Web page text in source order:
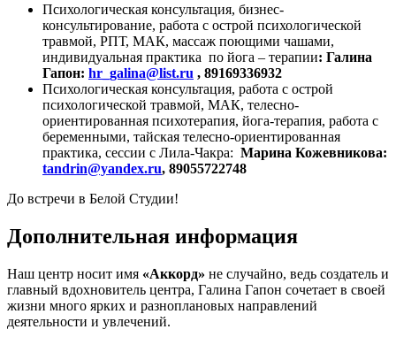
Психологическая консультация, бизнес-
консультирование, работа с острой психологической
травмой, РПТ, МАК, массаж поющими чашами,
индивидуальная практика по йога – терапии: Галина
Гапон: hr_galina@list.ru , 89169336932
Психологическая консультация, работа с острой
психологической травмой, МАК, телесно-
ориентированная психотерапия, йога-терапия, работа с
беременными, тайская телесно-ориентированная
практика, сессии с Лила-Чакра: Марина Кожевникова:
tandrin@yandex.ru, 89055722748
До встречи в Белой Студии!
Дополнительная информация
Наш центр носит имя «Аккорд» не случайно, ведь создатель и
главный вдохновитель центра, Галина Гапон сочетает в своей
жизни много ярких и разноплановых направлений
деятельности и увлечений.